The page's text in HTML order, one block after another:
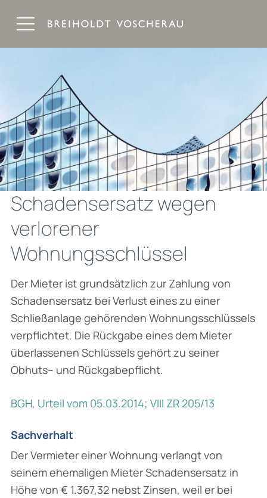
Schadensersatz wegen
verlorener
Wohnungsschlüssel
Der Mieter ist grundsätzlich zur Zahlung von
Schadensersatz bei Verlust eines zu einer
Schließanlage gehörenden Wohnungsschlüssels
verpflichtet. Die Rückgabe eines dem Mieter
überlassenen Schlüssels gehört zu seiner
Obhuts– und Rückgabepflicht.
BGH, Urteil vom 05.03.2014; VIII ZR 205/13
Sachverhalt
Der Vermieter einer Wohnung verlangt von
seinem ehemaligen Mieter Schadensersatz in
Höhe von € 1.367,32 nebst Zinsen, weil er bei